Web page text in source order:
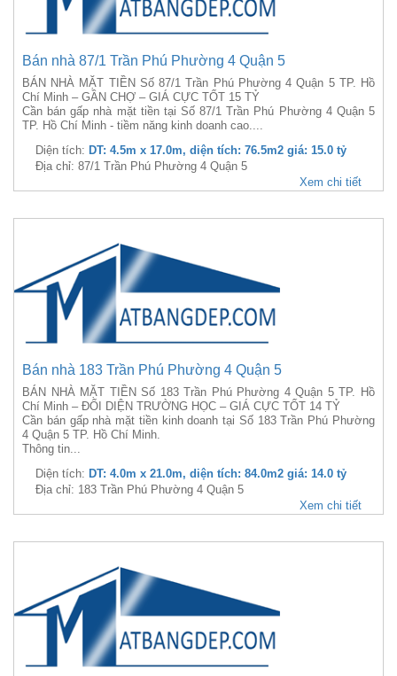
Bán nhà 87/1 Trần Phú Phường 4 Quận 5
BÁN NHÀ MẶT TIỀN Số 87/1 Trần Phú Phường 4 Quận 5 TP. Hồ
Chí Minh – GẦN CHỢ – GIÁ CỰC TỐT 15 TỶ
Cần bán gấp nhà mặt tiền tại Số 87/1 Trần Phú Phường 4 Quận 5
TP. Hồ Chí Minh - tiềm năng kinh doanh cao....
Diện tích: DT: 4.5m x 17.0m, diện tích: 76.5m2 giá: 15.0 tỷ
Địa chỉ: 87/1 Trần Phú Phường 4 Quận 5
Xem chi tiết
Bán nhà 183 Trần Phú Phường 4 Quận 5
BÁN NHÀ MẶT TIỀN Số 183 Trần Phú Phường 4 Quận 5 TP. Hồ
Chí Minh – ĐỐI DIỆN TRƯỜNG HỌC – GIÁ CỰC TỐT 14 TỶ
Cần bán gấp nhà mặt tiền kinh doanh tại Số 183 Trần Phú Phường
4 Quận 5 TP. Hồ Chí Minh.
Thông tin...
Diện tích: DT: 4.0m x 21.0m, diện tích: 84.0m2 giá: 14.0 tỷ
Địa chỉ: 183 Trần Phú Phường 4 Quận 5
Xem chi tiết